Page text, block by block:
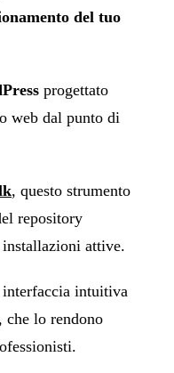
del tuo
progettato
web dal punto di
, questo strumento
repository
attive.
interfaccia intuitiva
che lo rendono